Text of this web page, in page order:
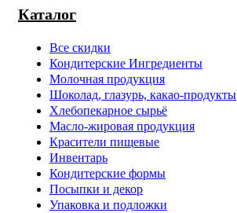
Каталог
Все скидки
Кондитерские Ингредиенты
Молочная продукция
Шоколад, глазурь, какао-продукты
Хлебопекарное сырьё
Масло-жировая продукция
Красители пищевые
Инвентарь
Кондитерские формы
Посыпки и декор
Упаковка и подложки